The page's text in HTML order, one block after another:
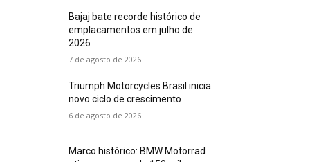
Bajaj bate recorde histórico de
emplacamentos em julho de
2026
7 de agosto de 2026
Triumph Motorcycles Brasil inicia
novo ciclo de crescimento
6 de agosto de 2026
Marco histórico: BMW Motorrad